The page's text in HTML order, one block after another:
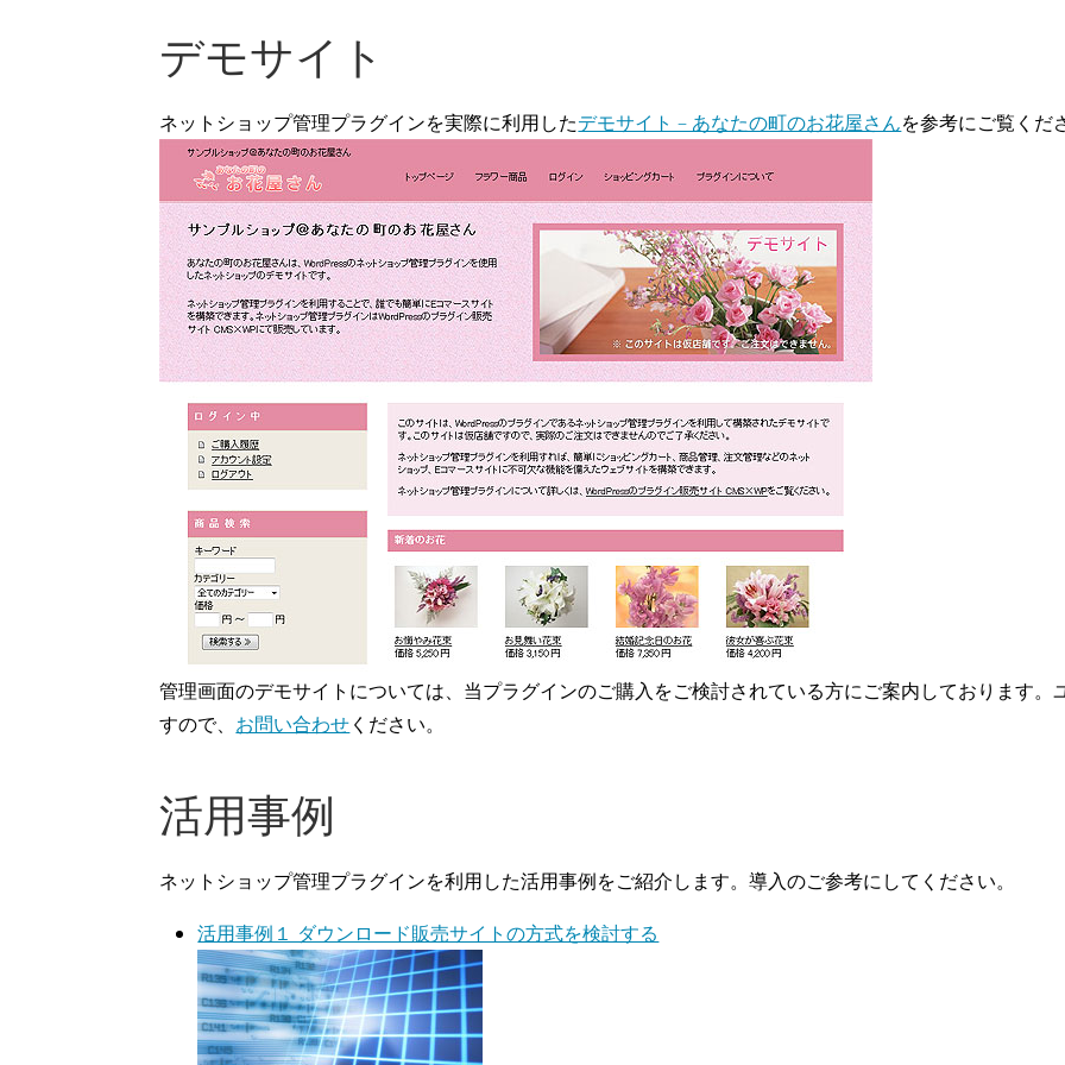
デモサイト
ネットショップ管理プラグインを実際に利用したデモサイト – あなたの町のお花屋さんを参考にご覧くだ
管理画面のデモサイトについては、当プラグインのご購入をご検討されている方にご案内しております
すので、 お問い合わせください。
活用事例
ネットショップ管理プラグインを利用した活用事例をご紹介します。導入のご参考にしてください。
活用事例１ ダウンロード販売サイトの方式を検討する